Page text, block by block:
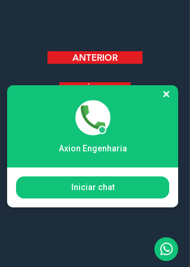
ANTERIOR
PRÓXIMO
Axion Engenharia
Iniciar chat